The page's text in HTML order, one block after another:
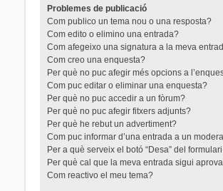
Problemes de publicació
Com publico un tema nou o una resposta?
Com edito o elimino una entrada?
Com afegeixo una signatura a la meva
Com creo una enquesta?
Per què no puc afegir més opcions a
Com puc editar o eliminar una enquesta?
Per què no puc accedir a un fòrum?
Per què no puc afegir fitxers adjunts?
Per què he rebut un advertiment?
Com puc informar d’una entrada a un
Per a què serveix el botó “Desa” del
Per què cal que la meva entrada sigui
Com reactivo el meu tema?